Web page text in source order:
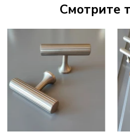
Смотрите